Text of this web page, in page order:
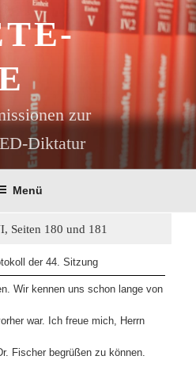
zur
Diktatur
Menü
Seiten 180 und 181
der 44. Sitzung
Wir kennen uns schon lange von
war. Ich freue mich, Herrn
Fischer begrüßen zu können.